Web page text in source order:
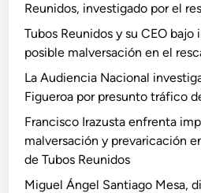
Reunidos, investigado por el
Tubos Reunidos y su CEO
posible malversación en el
La Audiencia Nacional
Figueroa por presunto tráfico
Francisco Irazusta enfrenta
malversación y prevaricación
de Tubos Reunidos
Miguel Ángel Santiago Mesa,